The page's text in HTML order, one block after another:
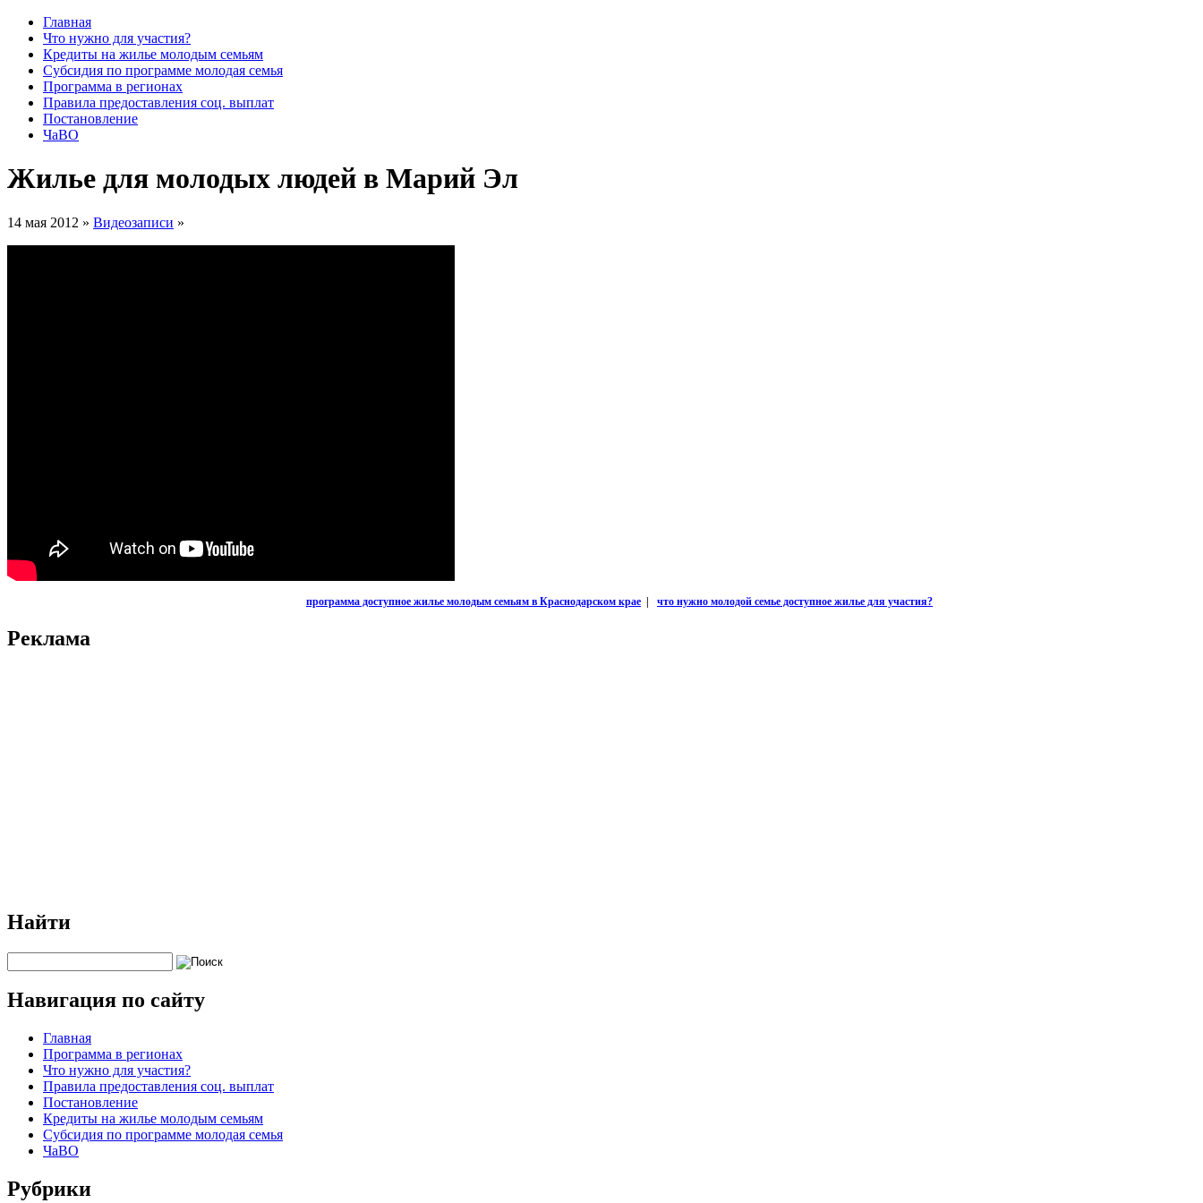
Главная
Что нужно для участия?
Кредиты на жилье молодым семьям
Субсидия по программе молодая семья
Программа в регионах
Правила предоставления соц. выплат
Постановление
ЧаВО
Жилье для молодых людей в Марий Эл
14 мая 2012 » Видеозаписи »
программа доступное жилье молодым семьям в Краснодарском крае | что нужно молодой семье доступное жилье для участия?
Реклама
Найти
Навигация по сайту
Главная
Программа в регионах
Что нужно для участия?
Правила предоставления соц. выплат
Постановление
Кредиты на жилье молодым семьям
Субсидия по программе молодая семья
ЧаВО
Рубрики